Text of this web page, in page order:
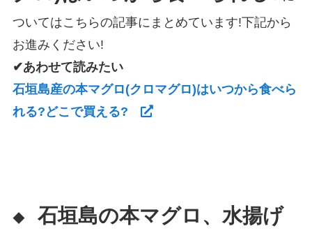
ついてはこちらの記事にまとめています!下記から
お進みください!
✔あわせて読みたい
石垣島産の本マグロ(クロマグロ)はいつから食べら
れる?どこで買える?
◆ 石垣島の本マグロ、水揚げ